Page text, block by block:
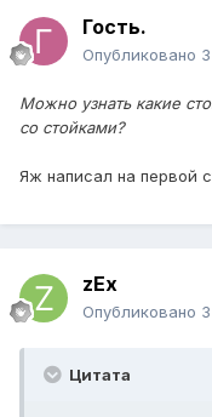
Гость.
Опубликовано
Можно узнать какие
со стойками?
Яж написал на первой
zEx
Опубликовано
Цитата